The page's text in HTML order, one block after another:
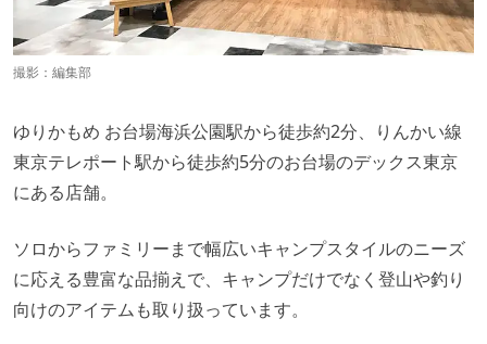
撮影：編集部
ゆりかもめ お台場海浜公園駅から徒歩約2分、りんかい線
東京テレポート駅から徒歩約5分のお台場のデックス東京
にある店舗。
ソロからファミリーまで幅広いキャンプスタイルのニーズ
に応える豊富な品揃えで、キャンプだけでなく登山や釣り
向けのアイテムも取り扱っています。